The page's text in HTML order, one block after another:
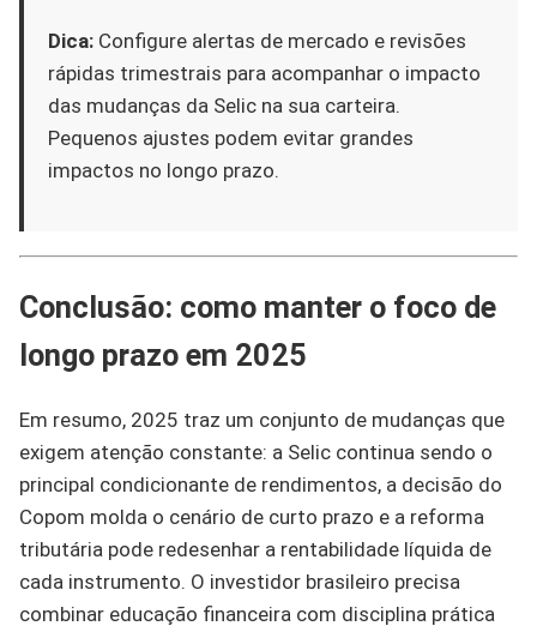
Dica: Configure alertas de mercado e revisões
rápidas trimestrais para acompanhar o impacto
das mudanças da Selic na sua carteira.
Pequenos ajustes podem evitar grandes
impactos no longo prazo.
Conclusão: como manter o foco de
longo prazo em 2025
Em resumo, 2025 traz um conjunto de mudanças que
exigem atenção constante: a Selic continua sendo o
principal condicionante de rendimentos, a decisão do
Copom molda o cenário de curto prazo e a reforma
tributária pode redesenhar a rentabilidade líquida de
cada instrumento. O investidor brasileiro precisa
combinar educação financeira com disciplina prática